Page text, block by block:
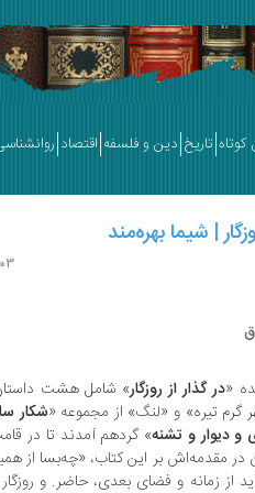
کوتاه تاریخ دین و فلسفه اقتصاد
| شيما بهره‌مند
03 شهریور 1395
«در گذار از روزگار» شامل هشت
تیره» و «لنگ» از مجموعه «شكار
و دیوار و تشنه» گردهم آمدند تا در
در مقدمه‌اش بر این كتاب، «چه‌بسا از
از زمانه و فضای بعدی، حاضر. و